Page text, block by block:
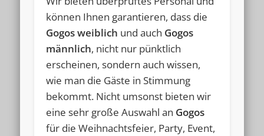
können Ihnen garantieren, dass die
Gogos weiblich und auch Gogos
männlich, nicht nur pünktlich
erscheinen, sondern auch wissen,
wie man die Gäste in Stimmung
bekommt. Nicht umsonst bieten wir
eine sehr große Auswahl an Gogos
für die Weihnachtsfeier, Party, Event,